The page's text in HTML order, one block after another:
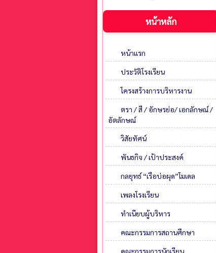
หน้าหลัก
หน้าแรก
ประวัติโรงเรียน
โครงสร้างการบริหารงาน
ตรา / สี / อักษรย่อ/ เอกลักษณ์ /
อัตลักษณ์
วิสัยทัศน์
พันธกิจ / เป้าประสงค์
กลยุทธ์ “เรือบ่อผุด”โมเดล
เพลงโรงเรียน
ทำเนียบผู้บริหาร
คณะกรรมการสถานศึกษา
คณะกรรมการนักเรียน